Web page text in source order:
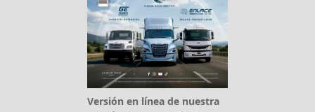
Versión en línea de nuestra